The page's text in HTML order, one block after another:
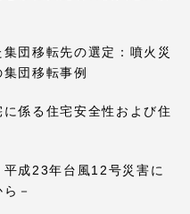
団移転先の選定：噴火災
団移転事例
係る住宅安全性および住
成23年台風12号災害に
－